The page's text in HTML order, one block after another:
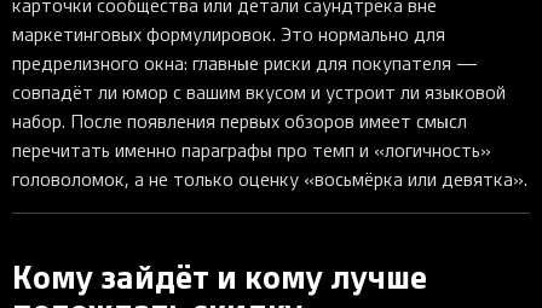
маркетинговых формулировок. Это нормально для
предрелизного окна: главные риски для покупателя —
совпадёт ли юмор с вашим вкусом и устроит ли языковой
набор. После появления первых обзоров имеет смысл
перечитать именно параграфы про темп и «логичность»
головоломок, а не только оценку «восьмёрка или девятка».
Кому зайдёт и кому лучше